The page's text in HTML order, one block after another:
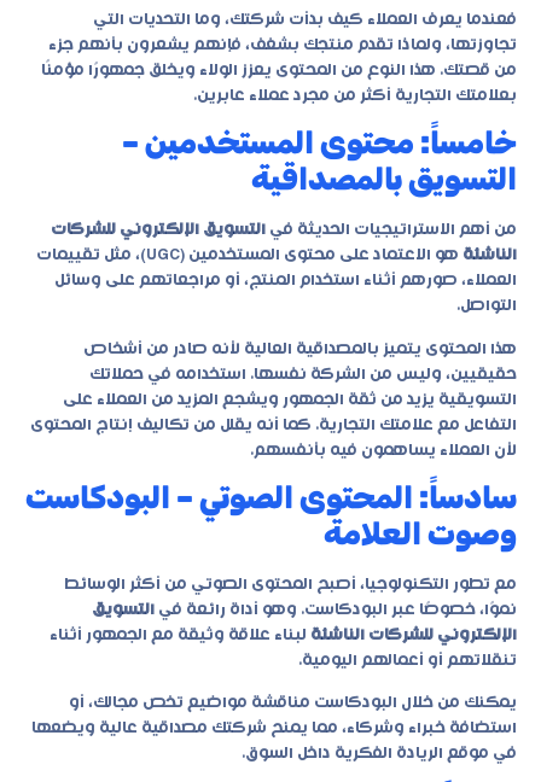
فعندما يعرف العملاء كيف بدأت شركتك، وما التحديات التي
تجاوزتها، ولماذا تقدم منتجك بشغف، فإنهم يشعرون بأنهم جزء
من قصتك. هذا النوع من المحتوى يعزز الولاء ويخلق جمهورًا مؤمنًا
بعلامتك التجارية أكثر من مجرد عملاء عابرين.
خامساً: محتوى المستخدمين –
التسويق بالمصداقية
من أهم الاستراتيجيات الحديثة في التسويق الإلكتروني للشركات
الناشئة
هو الاعتماد على محتوى المستخدمين (UGC)، مثل تقييمات
العملاء، صورهم أثناء استخدام المنتج، أو مراجعاتهم على وسائل
التواصل.
هذا المحتوى يتميز بالمصداقية العالية لأنه صادر من أشخاص
حقيقيين، وليس من الشركة نفسها. استخدامه في حملاتك
التسويقية يزيد من ثقة الجمهور ويشجع المزيد من العملاء على
التفاعل مع علامتك التجارية. كما أنه يقلل من تكاليف إنتاج المحتوى
لأن العملاء يساهمون فيه بأنفسهم.
سادساً: المحتوى الصوتي – البودكاست
وصوت العلامة
مع تطور التكنولوجيا، أصبح المحتوى الصوتي من أكثر الوسائط
نموًا، خصوصًا عبر البودكاست. وهو أداة رائعة في التسويق
الإلكتروني للشركات الناشئة لبناء علاقة وثيقة مع الجمهور أثناء
تنقلاتهم أو أعمالهم اليومية.
يمكنك من خلال البودكاست مناقشة مواضيع تخص مجالك، أو
استضافة خبراء وشركاء، مما يمنح شركتك مصداقية عالية ويضعها
في موقع الريادة الفكرية داخل السوق.